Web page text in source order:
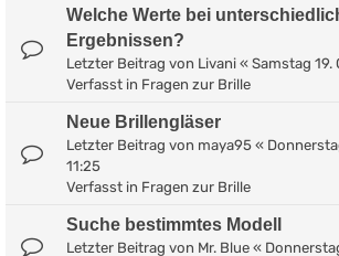
Welche Werte bei
Ergebnissen?
Letzter Beitrag von Livani « Samstag 19.
Verfasst in Fragen zur Brille
Neue Brillengläser
Letzter Beitrag von maya95 «
11:25
Verfasst in Fragen zur Brille
Suche bestimmtes Modell
Letzter Beitrag von Mr. Blue «